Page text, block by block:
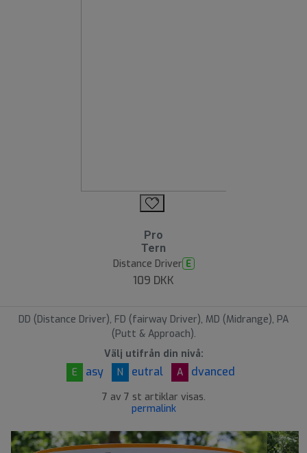
Pro
Tern
Distance Driver E
109 DKK
DD (Distance Driver), FD (fairway Driver), MD (Midrange), PA
(Putt & Approach).
Välj utifrån din nivå:
E
asy N eutral A dvanced
7 av 7 st artiklar visas.
permalink